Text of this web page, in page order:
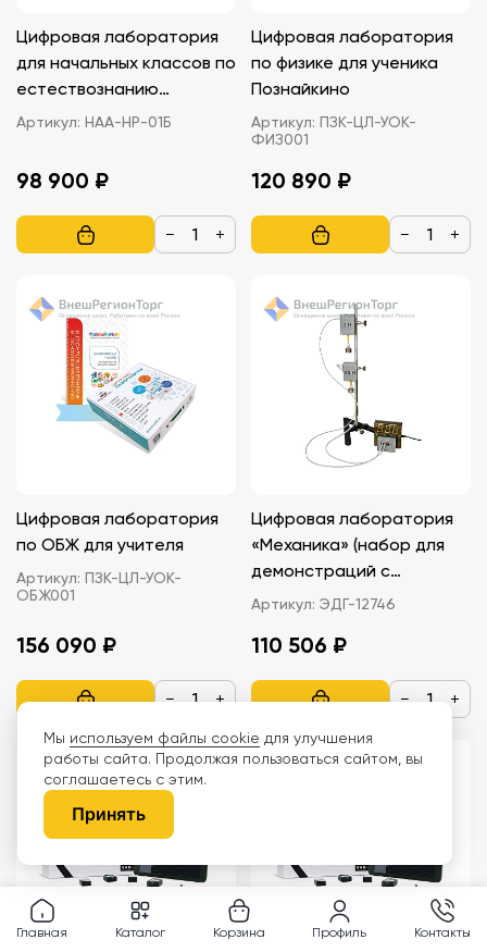
Цифровая лаборатория
для начальных классов по
естествознанию
(комплект учителя)
Артикул: НАА-НР-01Б
98 900 ₽
− +
Цифровая лаборатория
по физике для ученика
Познайкино
Артикул: ПЗК-ЦЛ-УОК-
ФИЗ001
120 890 ₽
− +
Цифровая лаборатория
по ОБЖ для учителя
Артикул: ПЗК-ЦЛ-УОК-
ОБЖ001
156 090 ₽
− +
Цифровая лаборатория
«Механика» (набор для
демонстраций с
комплектом датчиков)
Артикул: ЭДГ-12746
110 506 ₽
− +
Главная Каталог Корзина Профиль Контакты
Мы используем файлы cookie для улучшения
работы сайта. Продолжая пользоваться сайтом, вы
соглашаетесь с этим.
Принять